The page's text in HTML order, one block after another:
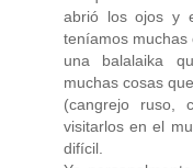
abrió los ojos y
teníamos muchas
una balalaika
muchas cosas
(cangrejo ruso,
visitarlos en el
difícil.